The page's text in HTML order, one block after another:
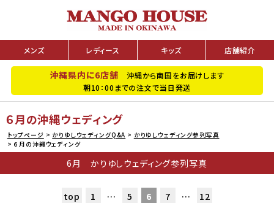
メンズ レディース キッズ 店舗紹介
沖縄県内に6店舗 沖縄から南国をお届けします
朝10：00までの注文で当日発送
６月の沖縄ウェディング
トップページ かりゆしウェディングQ&A
かりゆしウェディング参列写真
６月の沖縄ウェディング
6月 かりゆしウェディング参列写真
top 1 … 5 6 7 … 12